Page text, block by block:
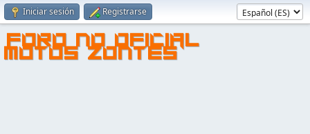
Iniciar sesión Registrarse
FORO NO OFICIAL
MOTOS ZONTES